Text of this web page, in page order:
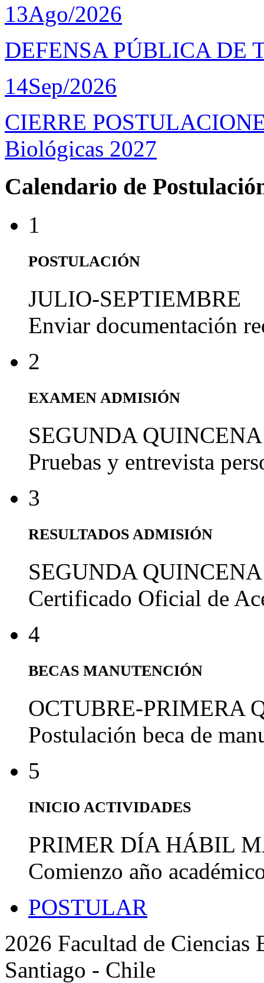
13Ago/2026
DEFENSA PÚBLICA DE
14Sep/2026
CIERRE
Biológicas 2027
Calendario de
1
POSTULACIÓN
JULIO-SEPTIEMBRE
Enviar documentación
2
EXAMEN ADMISIÓN
SEGUNDA
Pruebas y entrevista
3
RESULTADOS ADMISIÓN
SEGUNDA
Certificado Oficial de
4
BECAS MANUTENCIÓN
OCTUBRE-PRIMERA
Postulación beca de
5
INICIO ACTIVIDADES
PRIMER DÍA HÁBIL
Comienzo año
POSTULAR
2026 Facultad de
Santiago - Chile